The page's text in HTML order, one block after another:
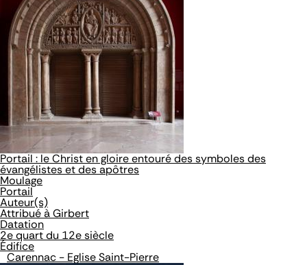
Portail : le Christ en gloire entouré des symboles des
évangélistes et des apôtres
Moulage
Portail
Auteur(s)
Attribué à Girbert
Datation
2e quart du 12e siècle
Édifice
Carennac - Eglise Saint-Pierre